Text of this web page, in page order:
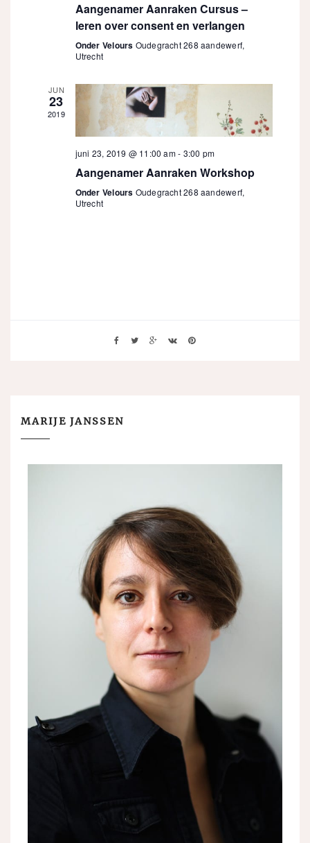
Aangenamer Aanraken Cursus –
leren over consent en verlangen
Onder Velours Oudegracht 268 aandewerf,
Utrecht
JUN
23
2019
juni 23, 2019 @ 11:00 am- 3:00 pm
Aangenamer Aanraken Workshop
Onder Velours Oudegracht 268 aandewerf,
Utrecht
MARIJE JANSSEN